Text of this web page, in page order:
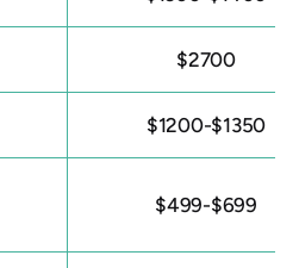
$2700
$1200-$1350
$499-$699